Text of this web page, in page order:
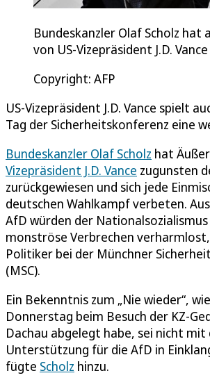
Bundeskanzler Olaf Scholz hat
von US-Vizepräsident J.D.
Copyright: AFP
US-Vizepräsident J.D. Vance spielt
Tag der Sicherheitskonferenz eine
Bundeskanzler Olaf Scholz hat
Vizepräsident J.D. Vance zugunsten
zurückgewiesen und sich jede
deutschen Wahlkampf verbeten.
AfD würden der Nationalsozialismus
monströse Verbrechen
Politiker bei der Münchner
(MSC).
Ein Bekenntnis zum „Nie wieder“,
Donnerstag beim Besuch der KZ-
Dachau abgelegt habe, sei nicht mit
Unterstützung für die AfD in
fügte Scholz hinzu.